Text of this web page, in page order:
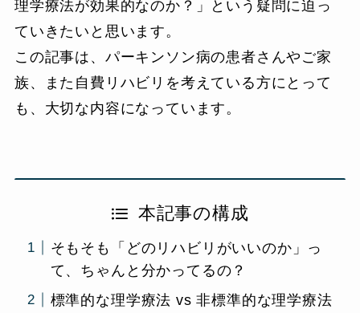
理学療法が効果的なのか？」という疑問に迫っ
ていきたいと思います。
この記事は、パーキンソン病の患者さんやご家
族、また自費リハビリを考えている方にとって
も、大切な内容になっています。
本記事の構成
そもそも「どのリハビリがいいのか」っ
て、ちゃんと分かってるの？
標準的な理学療法 vs 非標準的な理学療法